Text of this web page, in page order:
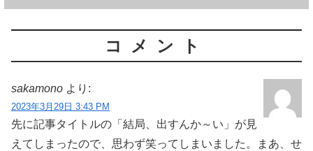
コメント
sakamono より:
2023年3月29日 3:43 PM
先に記事タイトルの「結局、出すんか～い」が見
えてしまったので、思わず笑ってしまいました。まあ、せ